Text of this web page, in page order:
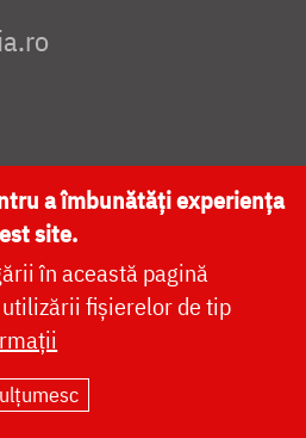
CATEDRALA NAȚIONALĂ
DOXOLOGIA MEDIA
a îmbunătăți experiența
site.
în această pagină
fișierelor de tip